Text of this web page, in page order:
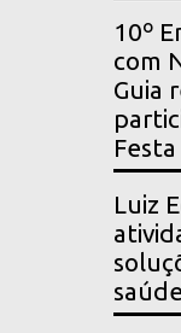
10º
com
Guia
Luiz